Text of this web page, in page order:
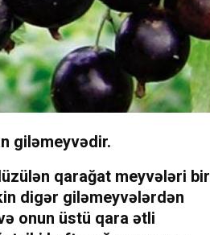
giləmeyvədir.
qarağat meyvələri bir
digər giləmeyvələrdən
onun üstü qara ətli